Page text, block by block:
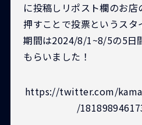
に投稿しリポスト欄のお
押すことで投票というスタ
期間は2024/8/1~8/5の5日
もらいました！
https://twitter.com/
/